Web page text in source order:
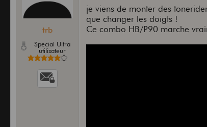
trb
Special Ultra
utilisateur
je viens de monter des
que changer les doigts !
Ce combo HB/P90 marche